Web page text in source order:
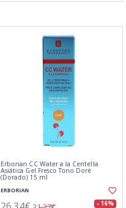
Erborian CC Water a la Centella
Asiática Gel Fresco Tono Doré
(Dorado) 15 ml
ERBORIAN
- 16%